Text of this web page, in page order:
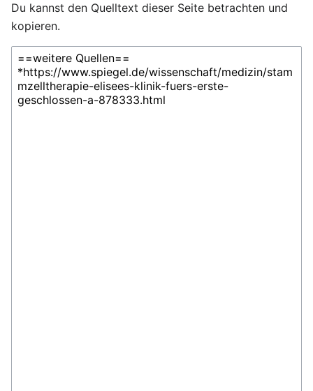
Du kannst den Quelltext dieser Seite betrachten und
kopieren.